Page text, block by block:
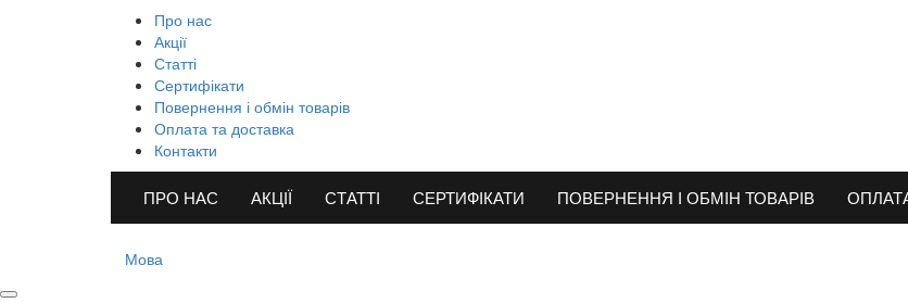
Про нас
Акції
Статті
Сертифікати
Повернення і обмін товарів
Оплата та доставка
Контакти
ПРО НАС АКЦІЇ СТАТТІ СЕРТИФІКАТИ ПОВЕРНЕННЯ І ОБМІН ТОВАРІВ
Мова